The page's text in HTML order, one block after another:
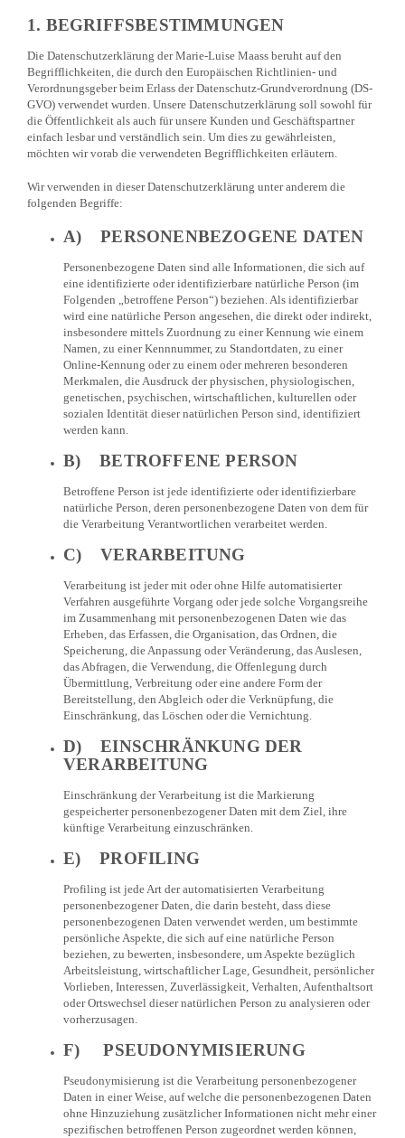
1. BEGRIFFSBESTIMMUNGEN
Die Datenschutzerklärung der Marie-Luise Maass beruht auf den
Begrifflichkeiten, die durch den Europäischen Richtlinien- und
Verordnungsgeber beim Erlass der Datenschutz-Grundverordnung (DS-
GVO) verwendet wurden. Unsere Datenschutzerklärung soll sowohl für
die Öffentlichkeit als auch für unsere Kunden und Geschäftspartner
einfach lesbar und verständlich sein. Um dies zu gewährleisten,
möchten wir vorab die verwendeten Begrifflichkeiten erläutern.
Wir verwenden in dieser Datenschutzerklärung unter anderem die
folgenden Begriffe:
A) PERSONENBEZOGENE DATEN
Personenbezogene Daten sind alle Informationen, die sich auf
eine identifizierte oder identifizierbare natürliche Person (im
Folgenden „betroffene Person“) beziehen. Als identifizierbar
wird eine natürliche Person angesehen, die direkt oder indirekt,
insbesondere mittels Zuordnung zu einer Kennung wie einem
Namen, zu einer Kennnummer, zu Standortdaten, zu einer
Online-Kennung oder zu einem oder mehreren besonderen
Merkmalen, die Ausdruck der physischen, physiologischen,
genetischen, psychischen, wirtschaftlichen, kulturellen oder
sozialen Identität dieser natürlichen Person sind, identifiziert
werden kann.
B) BETROFFENE PERSON
Betroffene Person ist jede identifizierte oder identifizierbare
natürliche Person, deren personenbezogene Daten von dem für
die Verarbeitung Verantwortlichen verarbeitet werden.
C) VERARBEITUNG
Verarbeitung ist jeder mit oder ohne Hilfe automatisierter
Verfahren ausgeführte Vorgang oder jede solche Vorgangsreihe
im Zusammenhang mit personenbezogenen Daten wie das
Erheben, das Erfassen, die Organisation, das Ordnen, die
Speicherung, die Anpassung oder Veränderung, das Auslesen,
das Abfragen, die Verwendung, die Offenlegung durch
Übermittlung, Verbreitung oder eine andere Form der
Bereitstellung, den Abgleich oder die Verknüpfung, die
Einschränkung, das Löschen oder die Vernichtung.
D) EINSCHRÄNKUNG DER
VERARBEITUNG
Einschränkung der Verarbeitung ist die Markierung
gespeicherter personenbezogener Daten mit dem Ziel, ihre
künftige Verarbeitung einzuschränken.
E) PROFILING
Profiling ist jede Art der automatisierten Verarbeitung
personenbezogener Daten, die darin besteht, dass diese
personenbezogenen Daten verwendet werden, um bestimmte
persönliche Aspekte, die sich auf eine natürliche Person
beziehen, zu bewerten, insbesondere, um Aspekte bezüglich
Arbeitsleistung, wirtschaftlicher Lage, Gesundheit, persönlicher
Vorlieben, Interessen, Zuverlässigkeit, Verhalten, Aufenthaltsort
oder Ortswechsel dieser natürlichen Person zu analysieren oder
vorherzusagen.
F) PSEUDONYMISIERUNG
Pseudonymisierung ist die Verarbeitung personenbezogener
Daten in einer Weise, auf welche die personenbezogenen Daten
ohne Hinzuziehung zusätzlicher Informationen nicht mehr einer
spezifischen betroffenen Person zugeordnet werden können,